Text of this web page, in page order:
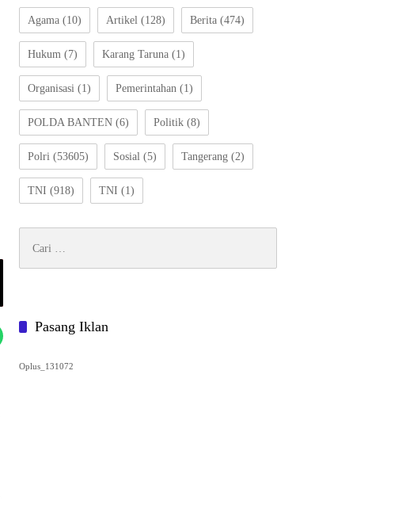
Agama (10) Artikel (128) Berita (474)
Hukum (7) Karang Taruna (1)
Organisasi (1) Pemerintahan (1)
POLDA BANTEN (6) Politik (8)
Polri (53605) Sosial (5) Tangerang (2)
TNI (918) TNI (1)
untuk:
Pasang Iklan
Oplus_131072